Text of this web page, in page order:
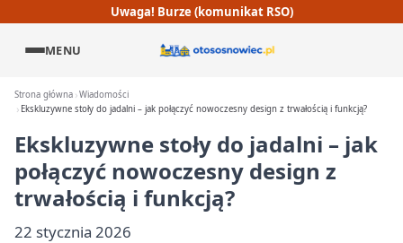
Uwaga! Burze (komunikat RSO)
MENU
Strona główna Wiadomości
Ekskluzywne stoły do jadalni – jak połączyć nowoczesny design z trwałością i funkcją?
Ekskluzywne stoły do jadalni – jak
połączyć nowoczesny design z
trwałością i funkcją?
22 stycznia 2026